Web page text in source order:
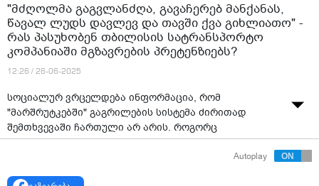
"მძღოლმა გაგვლანძღა, გავაჩერებ მანქანას,
წავალ ლუდს დავლევ და თავში ქვა გიხლიათო" -
რას პასუხობენ თბილისის სატრანსპორტო
კომპანიაში მგზავრების პრეტენზიებს?
12:26 / 26-06-2025
სოციალურ ვრცელდება ინფორმაცია, რომ
"მარშრუტკებში" გაგრილების სისტემა ძირითად
შემთხვევაში ჩართული არ არის. როგორც
სატრანსპორტო კომპანიაში ამბობენ, გაგრილების
სისტემა ყველა საზოგადოებრივ ტრანსპორტშიAutoplay